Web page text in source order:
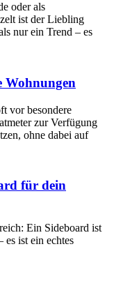
oder als
ist der Liebling
nur ein Trend – es
vor besondere
zur Verfügung
ohne dabei auf
für dein
Ein Sideboard ist
es ist ein echtes